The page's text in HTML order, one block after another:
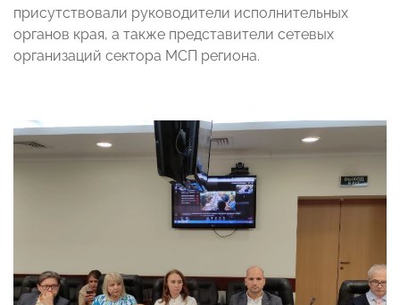
присутствовали руководители исполнительных
органов края, а также представители сетевых
организаций сектора МСП региона.